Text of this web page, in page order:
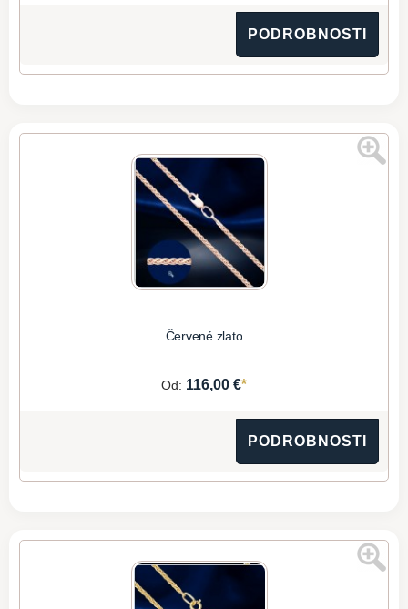
PODROBNOSTI
Červené zlato
Od: 116,00 €*
PODROBNOSTI